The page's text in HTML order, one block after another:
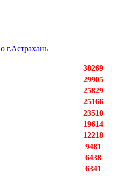
38269
29905
25829
25166
23510
19614
12218
9481
6438
6341